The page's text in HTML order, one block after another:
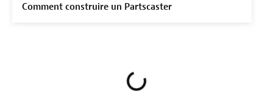
Comment construire un Partscaster